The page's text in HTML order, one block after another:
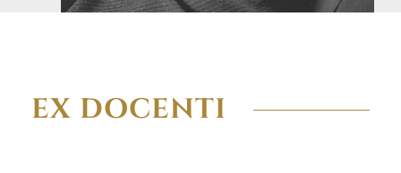
EX DOCENTI